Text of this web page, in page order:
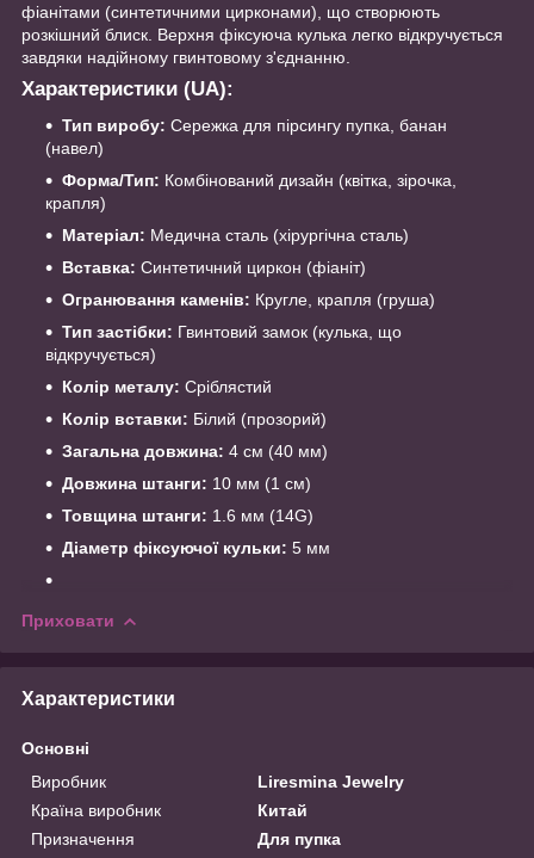
фіанітами (синтетичними цирконами), що створюють
розкішний блиск. Верхня фіксуюча кулька легко відкручується
завдяки надійному гвинтовому з'єднанню.
Характеристики (UA):
Тип виробу: Сережка для пірсингу пупка, банан
(навел)
Форма/Тип: Комбінований дизайн (квітка, зірочка,
крапля)
Матеріал: Медична сталь (хірургічна сталь)
Вставка: Синтетичний циркон (фіаніт)
Огранювання каменів: Кругле, крапля (груша)
Тип застібки: Гвинтовий замок (кулька, що
відкручується)
Колір металу: Сріблястий
Колір вставки: Білий (прозорий)
Загальна довжина: 4 см (40 мм)
Довжина штанги: 10 мм (1 см)
Товщина штанги: 1.6 мм (14G)
Діаметр фіксуючої кульки: 5 мм
Приховати
Характеристики
Основні
Виробник
Liresmina Jewelry
Країна виробник
Китай
Призначення
Для пупка